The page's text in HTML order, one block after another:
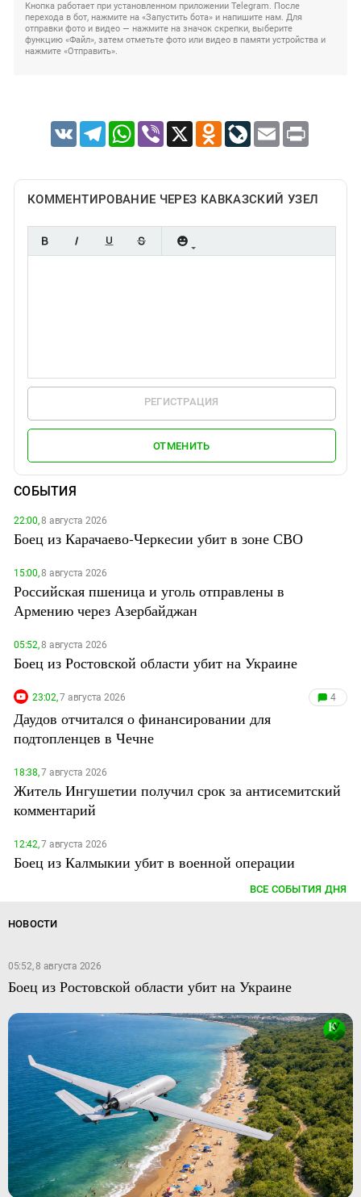
Кнопка работает при установленном приложении Telegram. После
перехода в бот, нажмите на «Запустить бота» и напишите нам. Для
отправки фото и видео — нажмите на значок скрепки, выберите
функцию «Файл», затем отметьте фото или видео в памяти устройства и
нажмите «Отправить».
VK TelegramWhatsApp
Viber X Odnoklassniki
LiveJournal
Email Print
КОММЕНТИРОВАНИЕ ЧЕРЕЗ КАВКАЗСКИЙ УЗЕЛ
РЕГИСТРАЦИЯ
ОТМЕНИТЬ
СОБЫТИЯ
22:00,8 августа 2026
Боец из Карачаево-Черкесии убит в зоне СВО
15:00,8 августа 2026
Российская пшеница и уголь отправлены в
Армению через Азербайджан
05:52,8 августа 2026
Боец из Ростовской области убит на Украине
23:02,7 августа 2026 4
Даудов отчитался о финансировании для
подтопленцев в Чечне
18:38,7 августа 2026
Житель Ингушетии получил срок за антисемитский
комментарий
12:42,7 августа 2026
Боец из Калмыкии убит в военной операции
ВСЕ СОБЫТИЯ ДНЯ
НОВОСТИ
05:52, 8 августа 2026
Боец из Ростовской области убит на Украине